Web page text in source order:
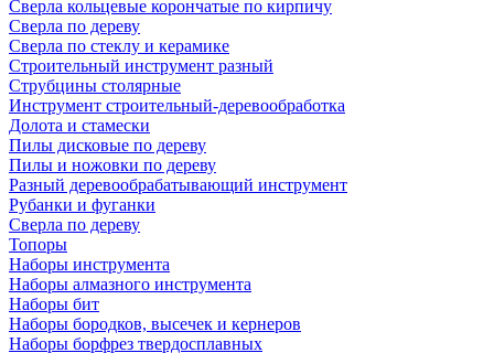
Сверла кольцевые корончатые по кирпичу
Сверла по дереву
Сверла по стеклу и керамике
Строительный инструмент разный
Струбцины столярные
Инструмент строительный-деревообработка
Долота и стамески
Пилы дисковые по дереву
Пилы и ножовки по дереву
Разный деревообрабатывающий инструмент
Рубанки и фуганки
Сверла по дереву
Топоры
Наборы инструмента
Наборы алмазного инструмента
Наборы бит
Наборы бородков, высечек и кернеров
Наборы борфрез твердосплавных